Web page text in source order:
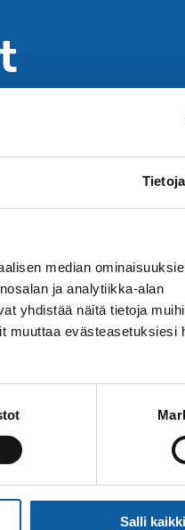
Tietoja
median
ja analytiikka-alan
yhdistää näitä tietoja
muuttaa evästeasetuksiesi
Salli kaikki